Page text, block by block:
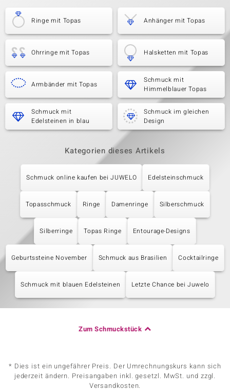
Ringe mit Topas Anhänger mit Topas
Ohrringe mit Topas Halsketten mit Topas
Armbänder mit Topas
Schmuck mit
Himmelblauer Topas
Schmuck mit
Edelsteinen in blau
Schmuck im gleichen
Design
Kategorien dieses Artikels
Schmuck online kaufen bei JUWELO Edelsteinschmuck
Topasschmuck Ringe Damenringe Silberschmuck
Silberringe Topas Ringe Entourage-Designs
Geburtssteine November Schmuck aus Brasilien Cocktailringe
Schmuck mit blauen Edelsteinen Letzte Chance bei Juwelo
Zum Schmuckstück
* Dies ist ein ungefährer Preis. Der Umrechnungskurs kann sich
jederzeit ändern. Preisangaben inkl. gesetzl. MwSt. und zzgl.
Versandkosten.